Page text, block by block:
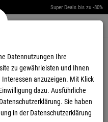
Super Deals bis zu -80%
Warenkorb aufklappen
Datennutzungen Ihre
zu gewährleisten und Ihnen
anzuzeigen. Mit Klick
dazu. Ausführliche
Datenschutzerklärung. Sie haben
in der Datenschutzerklärung